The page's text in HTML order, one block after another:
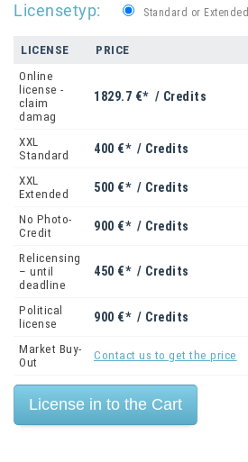
Licensetyp: Standard or Extended
LICENSE PRICE
Online
license -
claim
damag
1829.7 €* / Credits
XXL
Standard
400 €* / Credits
XXL
Extended
500 €* / Credits
No Photo-
Credit
900 €* / Credits
Relicensing
– until
deadline
450 €* / Credits
Political
license
900 €* / Credits
Market Buy-
Out
Contact us to get the price